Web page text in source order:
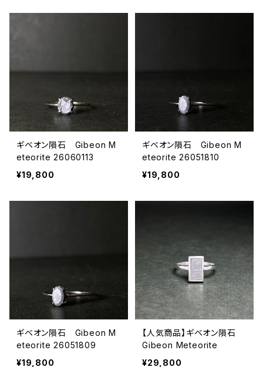
ギベオン隕石 Gibeon M
eteorite 26060113
¥19,800
ギベオン隕石 Gibeon M
eteorite 26051810
¥19,800
ギベオン隕石 Gibeon M
eteorite 26051809
¥19,800
【人気商品】ギベオン隕石
Gibeon Meteorite
¥29,800